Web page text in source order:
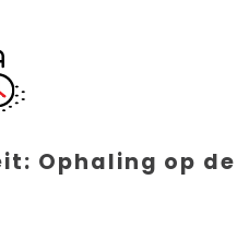
Ophaling op de